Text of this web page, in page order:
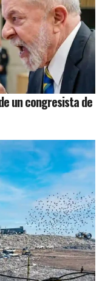
un congresista de